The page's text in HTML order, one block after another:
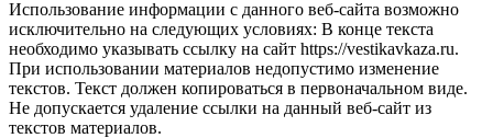
Использование информации с данного веб-сайта возможно
исключительно на следующих условиях: В конце текста
необходимо указывать ссылку на сайт https://vestikavkaza.ru.
При использовании материалов недопустимо изменение
текстов. Текст должен копироваться в первоначальном виде.
Не допускается удаление ссылки на данный веб-сайт из
текстов материалов.